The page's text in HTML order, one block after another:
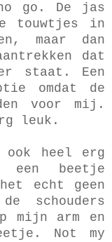
go. De jas
touwtjes in
maar dan
dat
staat. Een
omdat de
voor mij.
leuk.
heel erg
een beetje
echt geen
schouders
mijn arm en
Not my